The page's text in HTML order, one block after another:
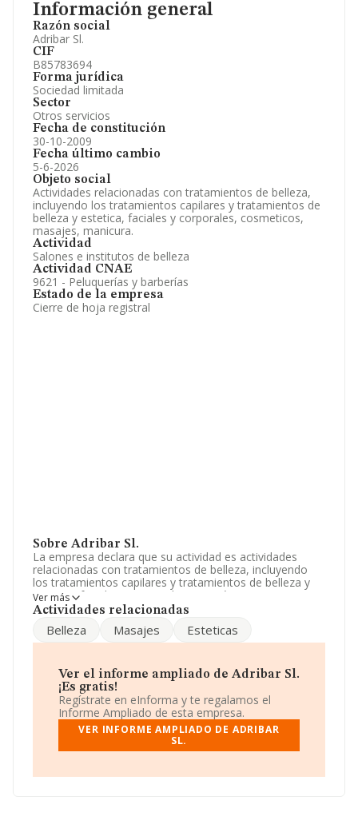
Información general
Razón social
Adribar Sl.
CIF
B85783694
Forma jurídica
Sociedad limitada
Sector
Otros servicios
Fecha de constitución
30-10-2009
Fecha último cambio
5-6-2026
Objeto social
Actividades relacionadas con tratamientos de belleza,
incluyendo los tratamientos capilares y tratamientos de
belleza y estetica, faciales y corporales, cosmeticos,
masajes, manicura.
Actividad
Salones e institutos de belleza
Actividad CNAE
9621 - Peluquerías y barberías
Estado de la empresa
Cierre de hoja registral
Sobre Adribar Sl.
La empresa declara que su actividad es actividades
relacionadas con tratamientos de belleza, incluyendo
los tratamientos capilares y tratamientos de belleza y
estetica, faciales y corporales, cosméticos, masajes,
manicura. La empresa está registrada como Sociedad
código 9621. La empresa no tiene actividad en
mercados exteriores.
La empresa Adribar S.L, con CIF B85783694, tiene su
domicilio social establecido en Avenida Doctor Marañon
núm. 2 Loc, (28220), en el municipio de Majadahonda,
Madrid.
En relación con el sector y disponiendo de los datos de
hasta 27.497 empresas, en el ámbito nacional la
media de facturación de ventas entre todas las
Ver más
Actividades relacionadas
Belleza Masajes Esteticas
Ver el informe ampliado de Adribar Sl.
¡Es gratis!
Regístrate en eInforma y te regalamos el
Informe Ampliado de esta empresa.
VER INFORME AMPLIADO DE ADRIBAR
SL.